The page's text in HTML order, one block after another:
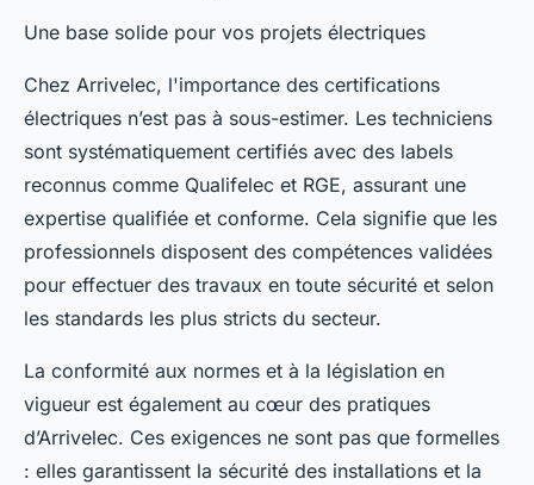
Une base solide pour vos projets électriques
Chez Arrivelec, l'importance des certifications
électriques n’est pas à sous-estimer. Les techniciens
sont systématiquement certifiés avec des labels
reconnus comme Qualifelec et RGE, assurant une
expertise qualifiée et conforme. Cela signifie que les
professionnels disposent des compétences validées
pour effectuer des travaux en toute sécurité et selon
les standards les plus stricts du secteur.
La conformité aux normes et à la législation en
vigueur est également au cœur des pratiques
d’Arrivelec. Ces exigences ne sont pas que formelles
: elles garantissent la sécurité des installations et la